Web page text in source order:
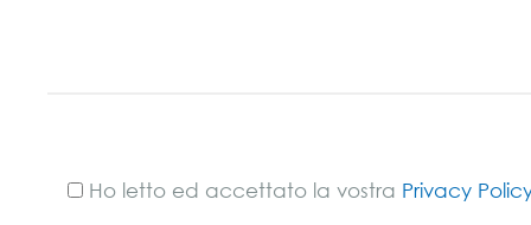
Ho letto ed accettato la vostra Privacy